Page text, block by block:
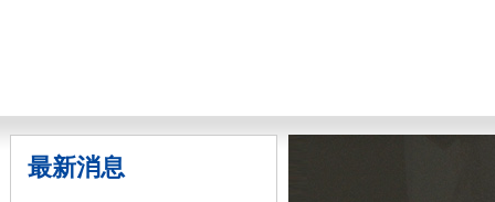
最新消息